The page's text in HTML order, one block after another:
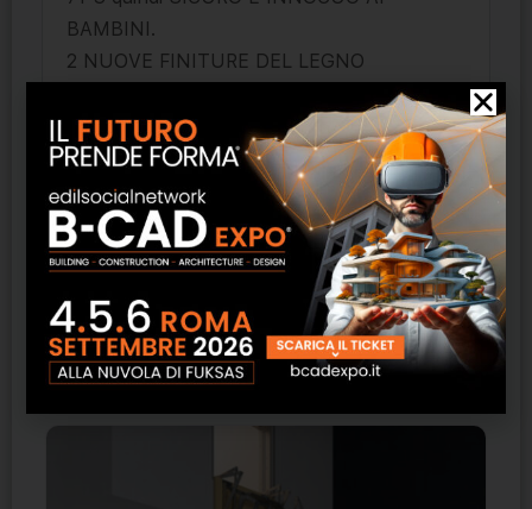
BAMBINI.
2 NUOVE FINITURE DEL LEGNO
– BRUSH
Elevata resistenza alle abrasioni, agli urti,
alle macchie e allo sporco.
Certificati antiscivolo
Costruita su misura
Prodotti correlati